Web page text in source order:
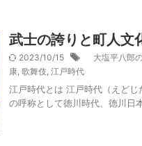
武士の誇りと町人文
2023/10/15 大塩平八郎
康, 歌舞伎, 江戸時代
江戸時代とは 江戸時代（えど
の呼称として徳川時代、徳川日